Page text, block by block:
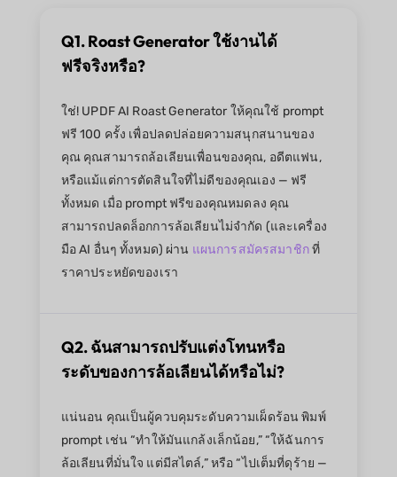
Q1. Roast Generator ใช้งานได้
ฟรีจริงหรือ?
ใช่! UPDF AI Roast Generator ให้คุณใช้ prompt
ฟรี 100 ครั้ง เพื่อปลดปล่อยความสนุกสนานของ
คุณ คุณสามารถล้อเลียนเพื่อนของคุณ, อดีตแฟน,
หรือแม้แต่การตัดสินใจที่ไม่ดีของคุณเอง — ฟรี
ทั้งหมด เมื่อ prompt ฟรีของคุณหมดลง คุณ
สามารถปลดล็อกการล้อเลียนไม่จำกัด (และเครื่อง
มือ AI อื่นๆ ทั้งหมด) ผ่าน แผนการสมัครสมาชิกที่
ราคาประหยัดของเรา
Q2. ฉันสามารถปรับแต่งโทนหรือ
ระดับของการล้อเลียนได้หรือไม่?
แน่นอน คุณเป็นผู้ควบคุมระดับความเผ็ดร้อน พิมพ์
prompt เช่น “ทำให้มันแกล้งเล็กน้อย,” “ให้ฉันการ
ล้อเลียนที่มั่นใจ แต่มีสไตล์,” หรือ “ไปเต็มที่ดุร้าย —